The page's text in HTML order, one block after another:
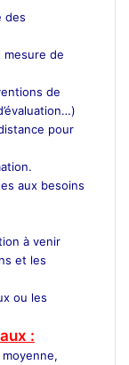
des
mesure de
de
pour
aux besoins
à venir
et les
ou les
: